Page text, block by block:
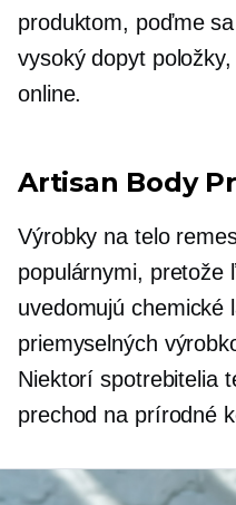
produktom, poďme
vysoký dopytpoložky,
online.
Artisan Body
Výrobky na telo
populárnymi, pretože
uvedomujú chemické
priemyselných
Niektorí spotrebitelia
prechod na prírodné